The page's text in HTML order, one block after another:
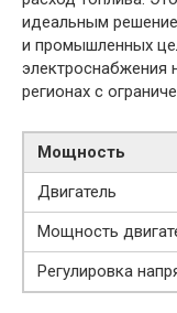
идеальным
и промышленных
электроснабжения
регионах с
Мощность
Двигатель
Мощность
Регулировка